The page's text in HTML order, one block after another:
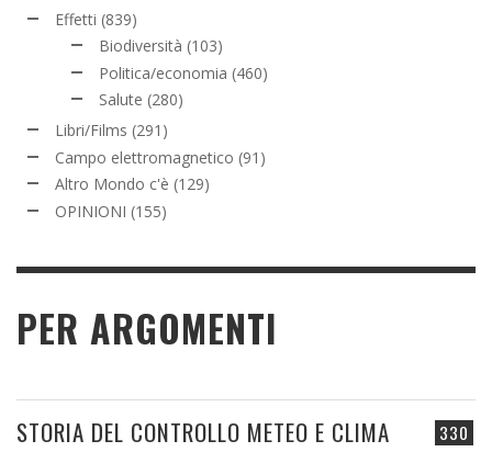
Effetti (839)
Biodiversità (103)
Politica/economia (460)
Salute (280)
Libri/Films (291)
Campo elettromagnetico (91)
Altro Mondo c'è (129)
OPINIONI (155)
PER ARGOMENTI
330
STORIA DEL CONTROLLO METEO E CLIMA